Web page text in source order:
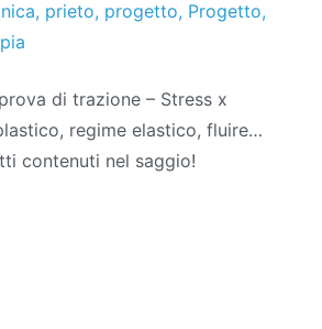
, prieto, progetto, Progetto,
di trazione – Stress x
regime elastico, fluire…
contenuti nel saggio!